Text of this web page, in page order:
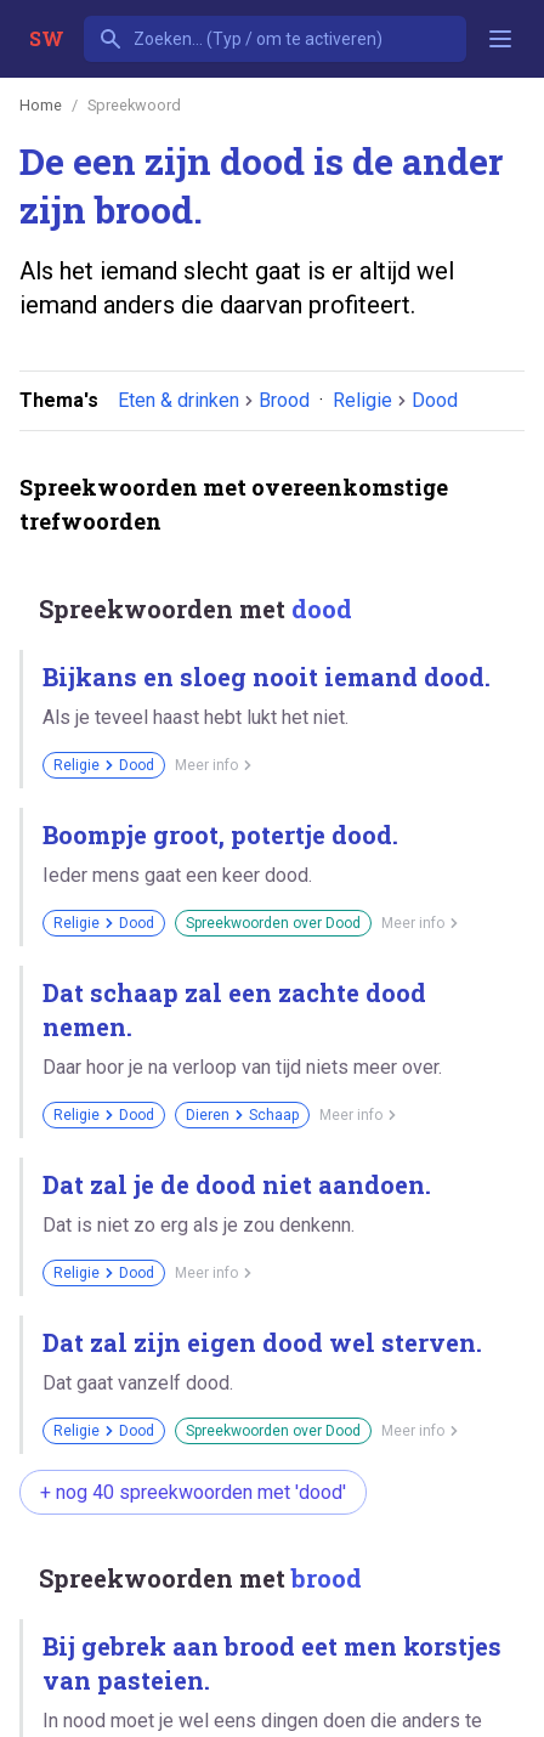
SW
Home Spreekwoord
De een zijn dood is de ander
zijn brood.
Als het iemand slecht gaat is er altijd wel
iemand anders die daarvan profiteert.
Thema's Eten & drinken Brood · Religie Dood
Spreekwoorden met overeenkomstige
trefwoorden
Spreekwoorden met dood
Bijkans en sloeg nooit iemand dood.
Als je teveel haast hebt lukt het niet.
Religie Dood Meer info
Boompje groot, potertje dood.
Ieder mens gaat een keer dood.
Religie Dood Spreekwoorden over Dood Meer info
Dat schaap zal een zachte dood
nemen.
Daar hoor je na verloop van tijd niets meer over.
Religie Dood Dieren Schaap Meer info
Dat zal je de dood niet aandoen.
Dat is niet zo erg als je zou denkenn.
Religie Dood Meer info
Dat zal zijn eigen dood wel sterven.
Dat gaat vanzelf dood.
Religie Dood Spreekwoorden over Dood Meer info
+ nog 40 spreekwoorden met 'dood'
Spreekwoorden metbrood
Bij gebrek aan brood eet men korstjes
van pasteien.
In nood moet je wel eens dingen doen die anders te